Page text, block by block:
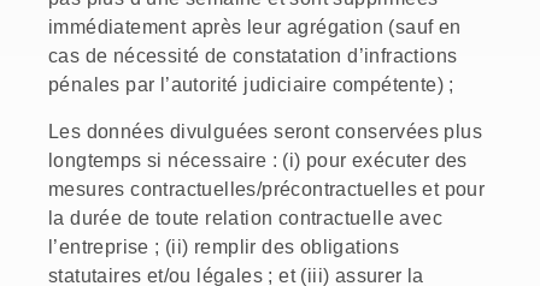
immédiatement après leur agrégation (sauf en
cas de nécessité de constatation d’infractions
pénales par l’autorité judiciaire compétente) ;
Les données divulguées seront conservées plus
longtemps si nécessaire : (i) pour exécuter des
mesures contractuelles/précontractuelles et pour
la durée de toute relation contractuelle avec
l’entreprise ; (ii) remplir des obligations
statutaires et/ou légales ; et (iii) assurer la